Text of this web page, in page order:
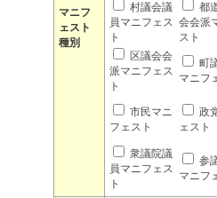
マニフ
ェスト
種別
村議会議
員マニフェス
ト
都
会会派
スト
区議会会
派マニフェス
ト
町
マニフ
市民マニ
フェスト
政
ェスト
衆議院議
員マニフェス
ト
参
マニフ